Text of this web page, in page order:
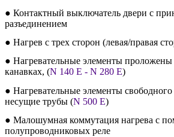
● Контактный выключатель двери с
разъединением
● Нагрев с трех сторон (левая/правая
● Нагревательные элементы
канавках, (N 140 E - N 280 E)
● Нагревательные элементы
несущие трубы (N 500 E)
● Малошумная коммутация нагрева с
полупроводниковых реле